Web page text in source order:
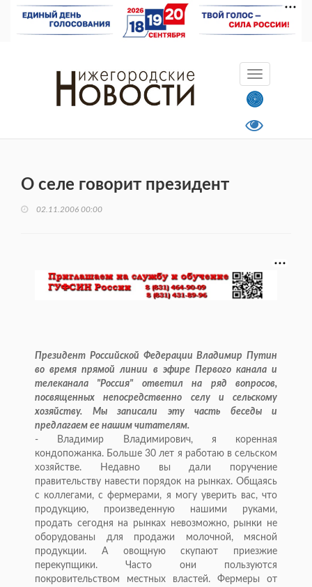
О селе говорит президент
02.11.2006 00:00
Президент Российской Федерации Владимир Путин
во время прямой линии в эфире Первого канала и
телеканала "Россия" ответил на ряд вопросов,
посвященных непосредственно селу и сельскому
хозяйству. Мы записали эту часть беседы и
предлагаем ее нашим читателям.
- Владимир Владимирович, я коренная
кондопожанка. Больше 30 лет я работаю в сельском
хозяйстве. Недавно вы дали поручение
правительству навести порядок на рынках. Общаясь
с коллегами, с фермерами, я могу уверить вас, что
продукцию, произведенную нашими руками,
продать сегодня на рынках невозможно, рынки не
оборудованы для продажи молочной, мясной
продукции. А овощную скупают приезжие
перекупщики. Часто они пользуются
покровительством местных властей. Фермеры от